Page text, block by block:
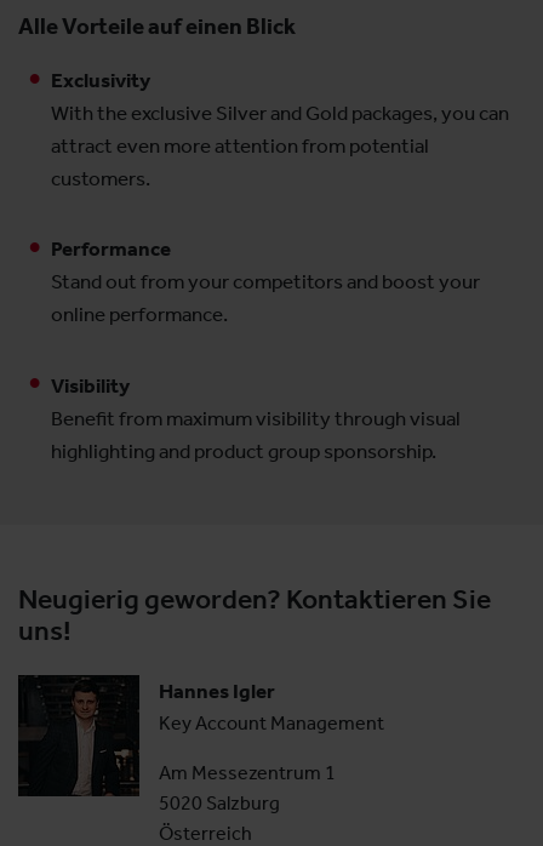
Alle Vorteile auf einen Blick
Exclusivity
With the exclusive Silver and Gold packages, you can
attract even more attention from potential
customers.
Performance
Stand out from your competitors and boost your
online performance.
Visibility
Benefit from maximum visibility through visual
highlighting and product group sponsorship.
Neugierig geworden? Kontaktieren Sie
uns!
Hannes Igler
Key Account Management
Am Messezentrum 1
5020 Salzburg
Österreich